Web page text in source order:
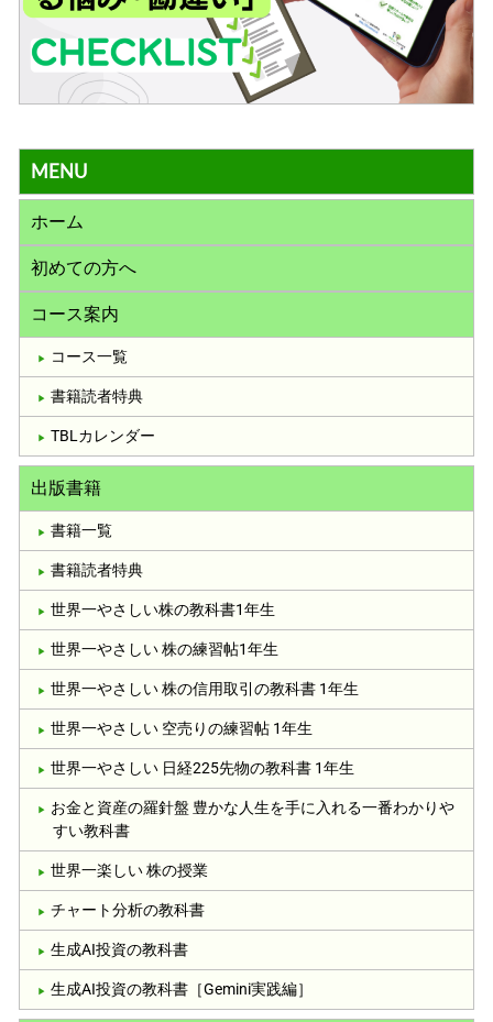
MENU
ホーム
初めての方へ
コース案内
コース一覧
書籍読者特典
TBLカレンダー
出版書籍
書籍一覧
書籍読者特典
世界一やさしい株の教科書1年生
世界一やさしい 株の練習帖1年生
世界一やさしい 株の信用取引の教科書 1年生
世界一やさしい 空売りの練習帖 1年生
世界一やさしい 日経225先物の教科書 1年生
お金と資産の羅針盤 豊かな人生を手に入れる一番わかりや
すい教科書
世界一楽しい 株の授業
チャート分析の教科書
生成AI投資の教科書
生成AI投資の教科書［Gemini実践編］